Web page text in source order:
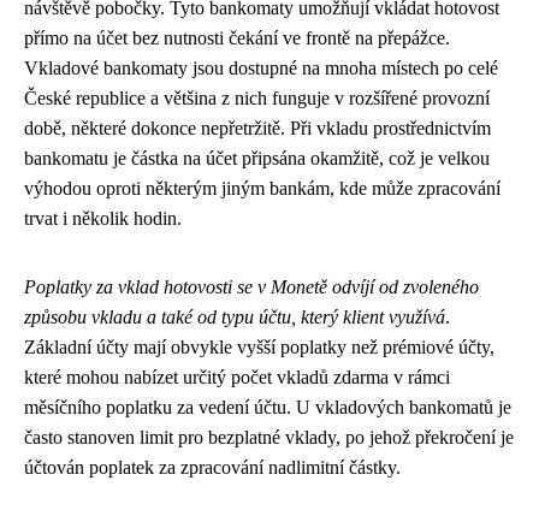
návštěvě pobočky. Tyto bankomaty umožňují vkládat hotovost
přímo na účet bez nutnosti čekání ve frontě na přepážce.
Vkladové bankomaty jsou dostupné na mnoha místech po celé
České republice a většina z nich funguje v rozšířené provozní
době, některé dokonce nepřetržitě. Při vkladu prostřednictvím
bankomatu je částka na účet připsána okamžitě, což je velkou
výhodou oproti některým jiným bankám, kde může zpracování
trvat i několik hodin.
Poplatky za vklad hotovosti se v Monetě odvíjí od zvoleného
způsobu vkladu a také od typu účtu, který klient využívá.
Základní účty mají obvykle vyšší poplatky než prémiové účty,
které mohou nabízet určitý počet vkladů zdarma v rámci
měsíčního poplatku za vedení účtu. U vkladových bankomatů je
často stanoven limit pro bezplatné vklady, po jehož překročení je
účtován poplatek za zpracování nadlimitní částky.